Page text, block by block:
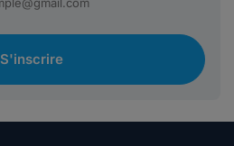
S'inscrire